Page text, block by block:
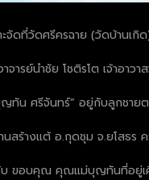
จัดที่วัดศรีครฉาย (วัดบ้าน
รย์นำชัย โชติรโต เจ้าอาว
ทัน ศรีจันทร์” อยู่กับลูกชา
นสร้างแต้ อ.กุดชุม จ.ยโ
ขอบคุณ คุณแม่บุญทันที่อยู่เ